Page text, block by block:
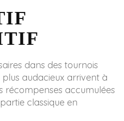
dans des tournois
plus audacieux arrivent à
récompenses accumulées
classique en